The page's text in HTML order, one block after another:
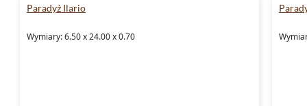
Paradyż Ilario
Wymiary: 6.50 x 24.00 x 0.70